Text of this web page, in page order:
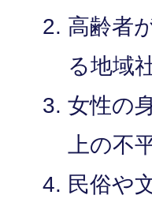
高齢者
る地域
女性の
上の不
民俗や